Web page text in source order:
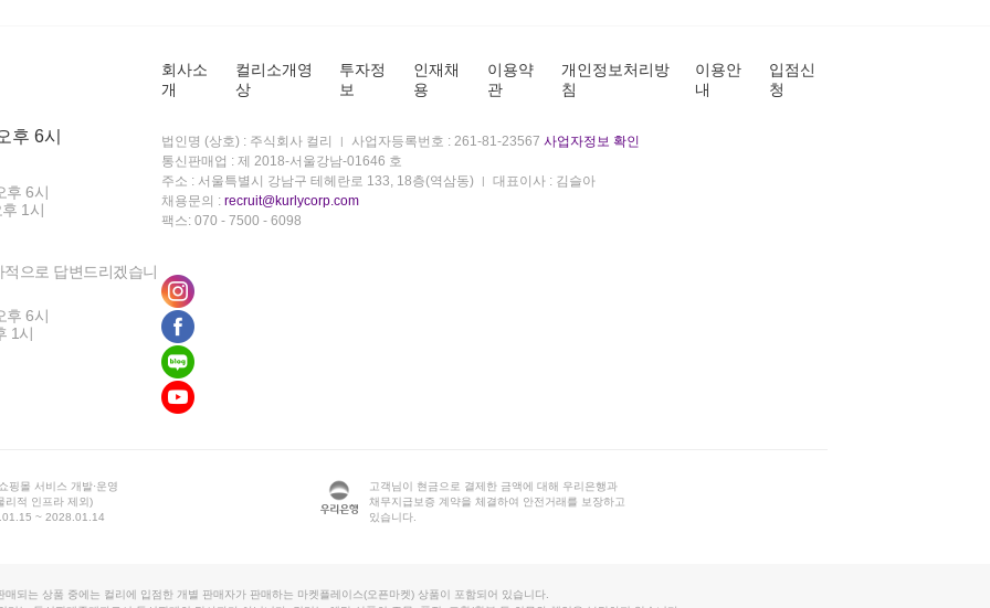
후 6시
후 6시
1시
으로 답변드리겠습니
후 6시
1시
회사소
개
컬리소개영
상
투자정
보
인재채
용
이용약
관
개인정보처리방
침
이용안
내
입점신
청
법인명 (상호) : 주식회사 컬리 사업자등록번호 : 261-81-23567 사업자정보 확인
통신판매업 : 제 2018-서울강남-01646 호
주소 : 서울특별시 강남구 테헤란로 133, 18층(역삼동)
대표이사 : 김슬아
채용문의 : recruit@kurlycorp.com
팩스: 070 - 7500 - 6098
핑몰 서비스 개발·운영
리적 인프라 제외)
~ 2028.01.14
고객님이 현금으로 결제한 금액에 대해 우리은행과
채무지급보증 계약을 체결하여 안전거래를 보장하고
있습니다.
매되는 상품 중에는 컬리에 입점한 개별 판매자가 판매하는 마켓플레이스(오픈마켓) 상품이 포함되어 있습니다.